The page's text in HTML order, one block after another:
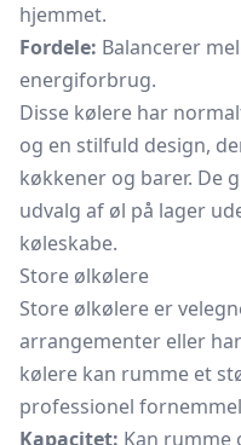
hjemmet.
Fordele: Balancerer
energiforbrug.
Disse kølere har
og en stilfuld design,
køkkener og barer. De
udvalg af øl på lager
køleskabe.
Store ølkølere
Store ølkølere er
arrangementer eller
kølere kan rumme et
professionel
Kapacitet: Kan rumme